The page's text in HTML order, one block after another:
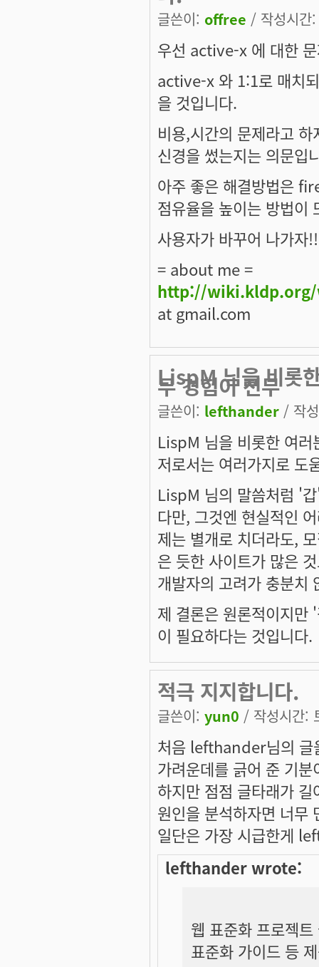
글쓴이: offree / 작성시
우선 active-x 에 대한
active-x 와 1:1로 매치
을 것입니다.
비용,시간의 문제라고
신경을 썼는지는 의문입
아주 좋은 해결방법은
점유율을 높이는 방법이
사용자가 바꾸어 나가자!!
= about me =
http://
at gmail.com
LispM 님을 비롯
무 경험이 전무
글쓴이: lefthander / 작
LispM 님을 비롯한 여러
저로서는 여러가지로 도
LispM 님의 말씀처럼 '
다만, 그것엔 현실적인
제는 별개로 치더라도,
은 듯한 사이트가 많은
개발자의 고려가 충분치
제 결론은 원론적이지만
이 필요하다는 것입니다.
적극 지지합니다.
글쓴이: yun0 / 작성시간:
처음 lefthander님의 글
가려운데를 긁어 준 기분
하지만 점점 글타래가
원인을 분석하자면 너무
일단은 가장 시급한게
lefthander wrote:
웹 표준화 프로젝
표준화 가이드 등